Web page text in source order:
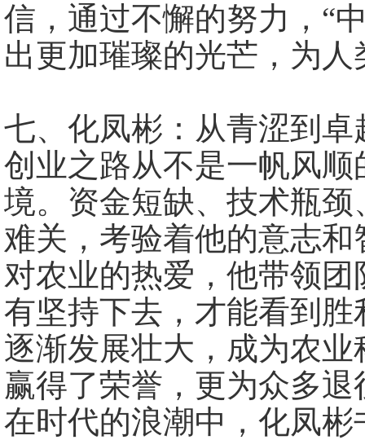
信，通过不懈的努力，“
出更加璀璨的光芒，为
七、化凤彬：从青涩到卓
创业之路从不是一帆风
境。资金短缺、技术瓶
难关，考验着他的意志
对农业的热爱，他带领
有坚持下去，才能看到
逐渐发展壮大，成为农
赢得了荣誉，更为众多
在时代的浪潮中，化凤